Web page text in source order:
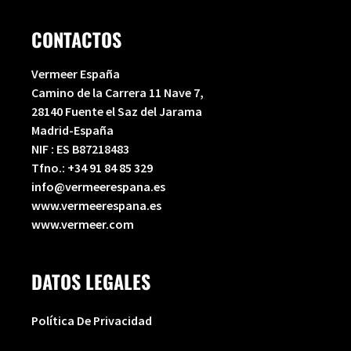
CONTACTOS
Vermeer España
Camino de la Carrera 11 Nave 7,
28140 Fuente el Saz del Jarama
Madrid-España
NIF : ES B87218483
Tfno.: +34 91 84 85 329
info@vermeerespana.es
www.vermeerespana.es
www.vermeer.com
DATOS LEGALES
Política De Privacidad